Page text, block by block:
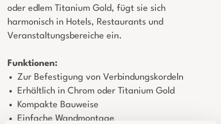
oder edlem Titanium Gold, fügt sie sich
harmonisch in Hotels, Restaurants und
Veranstaltungsbereiche ein.
Funktionen:
Zur Befestigung von Verbindungskordeln
Erhältlich in Chrom oder Titanium Gold
Kompakte Bauweise
Einfache Wandmontage